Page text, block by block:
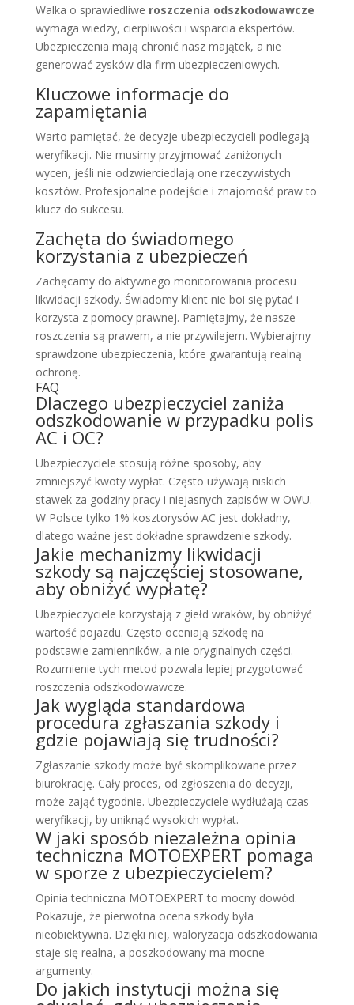
Walka o sprawiedliwe roszczenia odszkodowawcze
wymaga wiedzy, cierpliwości i wsparcia ekspertów.
Ubezpieczenia mają chronić nasz majątek, a nie
generować zysków dla firm ubezpieczeniowych.
Kluczowe informacje do
zapamiętania
Warto pamiętać, że decyzje ubezpieczycieli podlegają
weryfikacji. Nie musimy przyjmować zaniżonych
wycen, jeśli nie odzwierciedlają one rzeczywistych
kosztów. Profesjonalne podejście i znajomość praw to
klucz do sukcesu.
Zachęta do świadomego
korzystania z ubezpieczeń
Zachęcamy do aktywnego monitorowania procesu
likwidacji szkody. Świadomy klient nie boi się pytać i
korzysta z pomocy prawnej. Pamiętajmy, że nasze
roszczenia są prawem, a nie przywilejem. Wybierajmy
sprawdzone ubezpieczenia, które gwarantują realną
ochronę.
FAQ
Dlaczego ubezpieczyciel zaniża
odszkodowanie w przypadku polis
AC i OC?
Ubezpieczyciele stosują różne sposoby, aby
zmniejszyć kwoty wypłat. Często używają niskich
stawek za godziny pracy i niejasnych zapisów w OWU.
W Polsce tylko 1% kosztorysów AC jest dokładny,
dlatego ważne jest dokładne sprawdzenie szkody.
Jakie mechanizmy likwidacji
szkody są najczęściej stosowane,
aby obniżyć wypłatę?
Ubezpieczyciele korzystają z giełd wraków, by obniżyć
wartość pojazdu. Często oceniają szkodę na
podstawie zamienników, a nie oryginalnych części.
Rozumienie tych metod pozwala lepiej przygotować
roszczenia odszkodowawcze.
Jak wygląda standardowa
procedura zgłaszania szkody i
gdzie pojawiają się trudności?
Zgłaszanie szkody może być skomplikowane przez
biurokrację. Cały proces, od zgłoszenia do decyzji,
może zająć tygodnie. Ubezpieczyciele wydłużają czas
weryfikacji, by uniknąć wysokich wypłat.
W jaki sposób niezależna opinia
techniczna MOTOEXPERT pomaga
w sporze z ubezpieczycielem?
Opinia techniczna MOTOEXPERT to mocny dowód.
Pokazuje, że pierwotna ocena szkody była
nieobiektywna. Dzięki niej, waloryzacja odszkodowania
staje się realna, a poszkodowany ma mocne
argumenty.
Do jakich instytucji można się